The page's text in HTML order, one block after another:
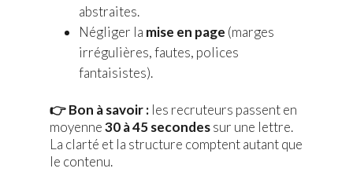
abstraites.
Négliger la mise en page (marges
irrégulières, fautes, polices
fantaisistes).
👉 Bon à savoir :les recruteurs passent en
moyenne30 à 45 secondessur une lettre.
La clarté et la structure comptent autant que
le contenu.